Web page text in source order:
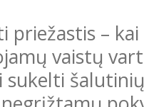
priežastis –
vaistų
sukelti